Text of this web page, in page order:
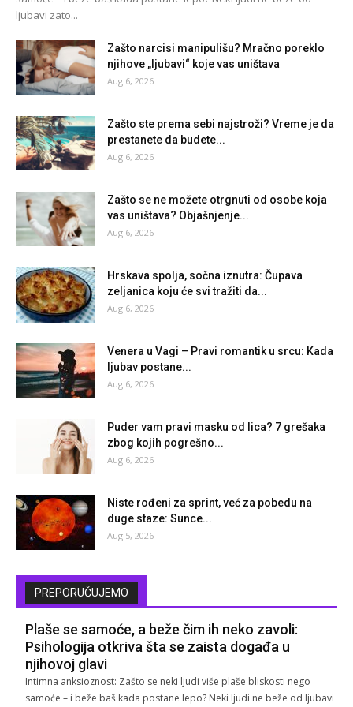
ljubavi zato...
Zašto narcisi manipulišu? Mračno poreklo
njihove „ljubavi“ koje vas uništava
Aug 6, 2026
Zašto ste prema sebi najstroži? Vreme je da
prestanete da budete...
Aug 6, 2026
Zašto se ne možete otrgnuti od osobe koja
vas uništava? Objašnjenje...
Aug 6, 2026
Hrskava spolja, sočna iznutra: Čupava
zeljanica koju će svi tražiti da...
Aug 6, 2026
Venera u Vagi – Pravi romantik u srcu: Kada
ljubav postane...
Aug 6, 2026
Puder vam pravi masku od lica? 7 grešaka
zbog kojih pogrešno...
Aug 6, 2026
Niste rođeni za sprint, već za pobedu na
duge staze: Sunce...
Aug 5, 2026
PREPORUČUJEMO
Plaše se samoće, a beže čim ih neko zavoli:
Psihologija otkriva šta se zaista događa u
njihovoj glavi
Intimna anksioznost: Zašto se neki ljudi više plaše bliskosti nego
samoće – i beže baš kada postane lepo? Neki ljudi ne beže od ljubavi